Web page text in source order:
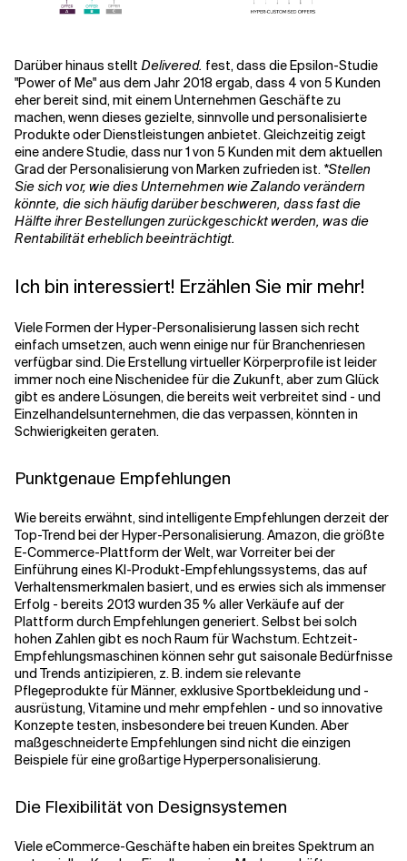
Darüber hinaus stellt Delivered. fest, dass die Epsilon-Studie
"Power of Me" aus dem Jahr 2018 ergab, dass 4 von 5 Kunden
eher bereit sind, mit einem Unternehmen Geschäfte zu
machen, wenn dieses gezielte, sinnvolle und personalisierte
Produkte oder Dienstleistungen anbietet. Gleichzeitig zeigt
eine andere Studie, dass nur 1 von 5 Kunden mit dem aktuellen
Grad der Personalisierung von Marken zufrieden ist. *Stellen
Sie sich vor, wie dies Unternehmen wie Zalando verändern
könnte, die sich häufig darüber beschweren, dass fast die
Hälfte ihrer Bestellungen zurückgeschickt werden, was die
Rentabilität erheblich beeinträchtigt.
Ich bin interessiert! Erzählen Sie mir mehr!
Viele Formen der Hyper-Personalisierung lassen sich recht
einfach umsetzen, auch wenn einige nur für Branchenriesen
verfügbar sind. Die Erstellung virtueller Körperprofile ist leider
immer noch eine Nischenidee für die Zukunft, aber zum Glück
gibt es andere Lösungen, die bereits weit verbreitet sind - und
Einzelhandelsunternehmen, die das verpassen, könnten in
Schwierigkeiten geraten.
Punktgenaue Empfehlungen
Wie bereits erwähnt, sind intelligente Empfehlungen derzeit der
Top-Trend bei der Hyper-Personalisierung. Amazon, die größte
E-Commerce-Plattform der Welt, war Vorreiter bei der
Einführung eines KI-Produkt-Empfehlungssystems, das auf
Verhaltensmerkmalen basiert, und es erwies sich als immenser
Erfolg - bereits 2013 wurden 35 % aller Verkäufe auf der
Plattform durch Empfehlungen generiert. Selbst bei solch
hohen Zahlen gibt es noch Raum für Wachstum. Echtzeit-
Empfehlungsmaschinen können sehr gut saisonale Bedürfnisse
und Trends antizipieren, z. B. indem sie relevante
Pflegeprodukte für Männer, exklusive Sportbekleidung und -
ausrüstung, Vitamine und mehr empfehlen - und so innovative
Konzepte testen, insbesondere bei treuen Kunden. Aber
maßgeschneiderte Empfehlungen sind nicht die einzigen
Beispiele für eine großartige Hyperpersonalisierung.
Die Flexibilität von Designsystemen
Viele eCommerce-Geschäfte haben ein breites Spektrum an